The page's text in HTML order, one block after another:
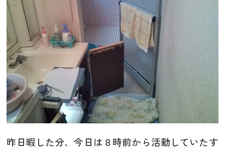
昨日暇した分、今日は８時前から活動していたす